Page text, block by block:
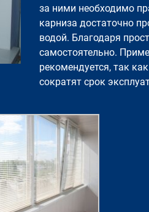
за ними необходимо
карниза достаточно
водой. Благодаря
самостоятельно.
рекомендуется, так
сократят срок